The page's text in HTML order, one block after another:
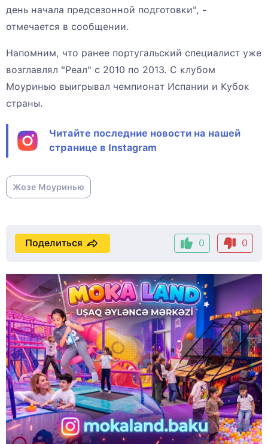
день начала предсезонной подготовки", -
отмечается в сообщении.
Напомним, что ранее португальский специалист уже
возглавлял "Реал" с 2010 по 2013. С клубом
Моуринью выигрывал чемпионат Испании и Кубок
страны.
Читайте последние новости на нашей
странице в Instagram
Жозе Моуринью
0 0
Поделиться